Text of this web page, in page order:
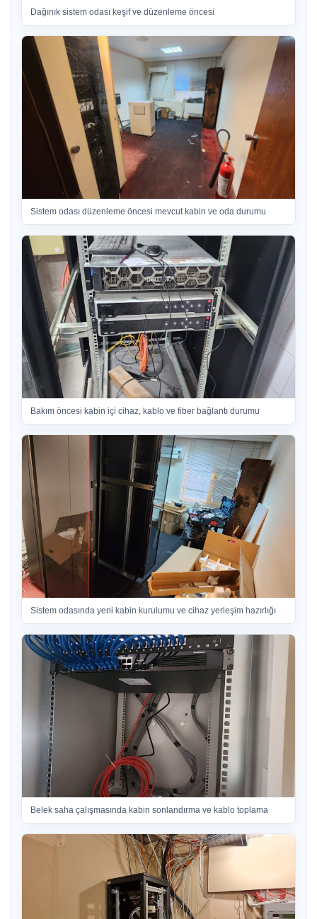
Dağınık sistem odası keşif ve düzenleme öncesi
Sistem odası düzenleme öncesi mevcut kabin ve oda durumu
Bakım öncesi kabin içi cihaz, kablo ve fiber bağlantı durumu
Sistem odasında yeni kabin kurulumu ve cihaz yerleşim hazırlığı
Belek saha çalışmasında kabin sonlandırma ve kablo toplama